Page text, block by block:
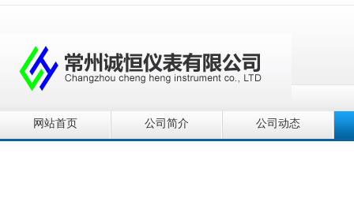
网站首页 公司简介 公司动态